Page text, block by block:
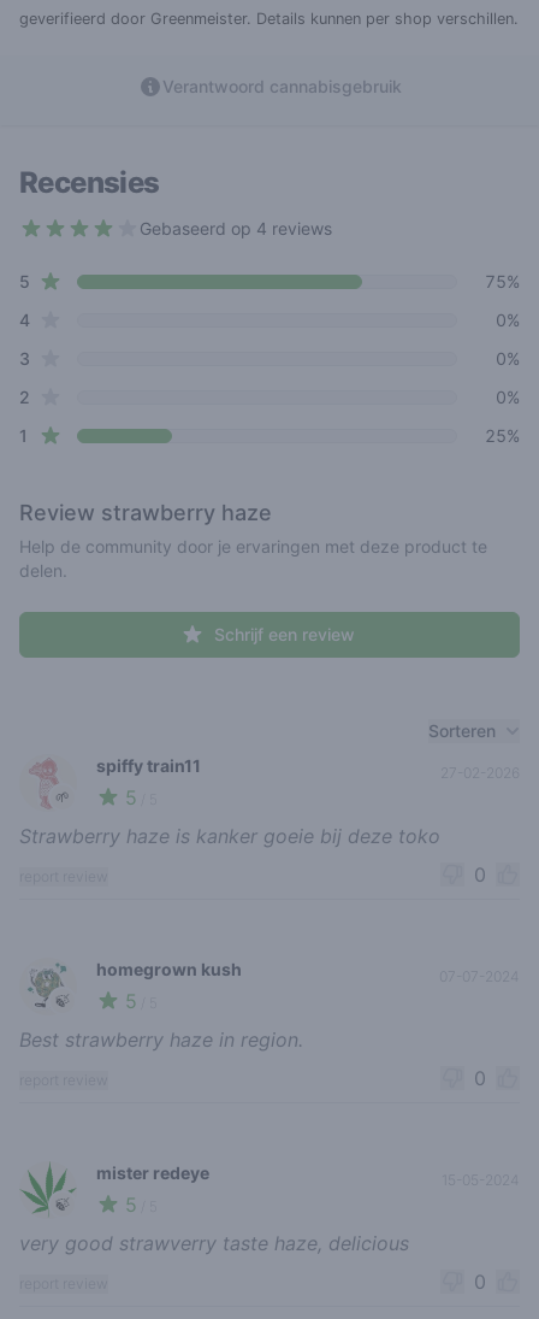
geverifieerd door Greenmeister. Details kunnen per shop verschillen.
Verantwoord cannabisgebruik
Recensies
Gebaseerd op 4 reviews
Review data
5 star reviews
75%
4star reviews
0%
3
0%
2
0%
1 star reviews 25%
Review strawberry haze
Help de community door je ervaringen met deze product te
delen.
Schrijf een review
Sorteren
🌱
spiffy train11
5
Strawberry haze is kanker goeie bij deze toko
0
🍃
homegrown kush
5
Best strawberry haze in region.
0
🍃
mister redeye
5
very good strawverry taste haze, delicious
0